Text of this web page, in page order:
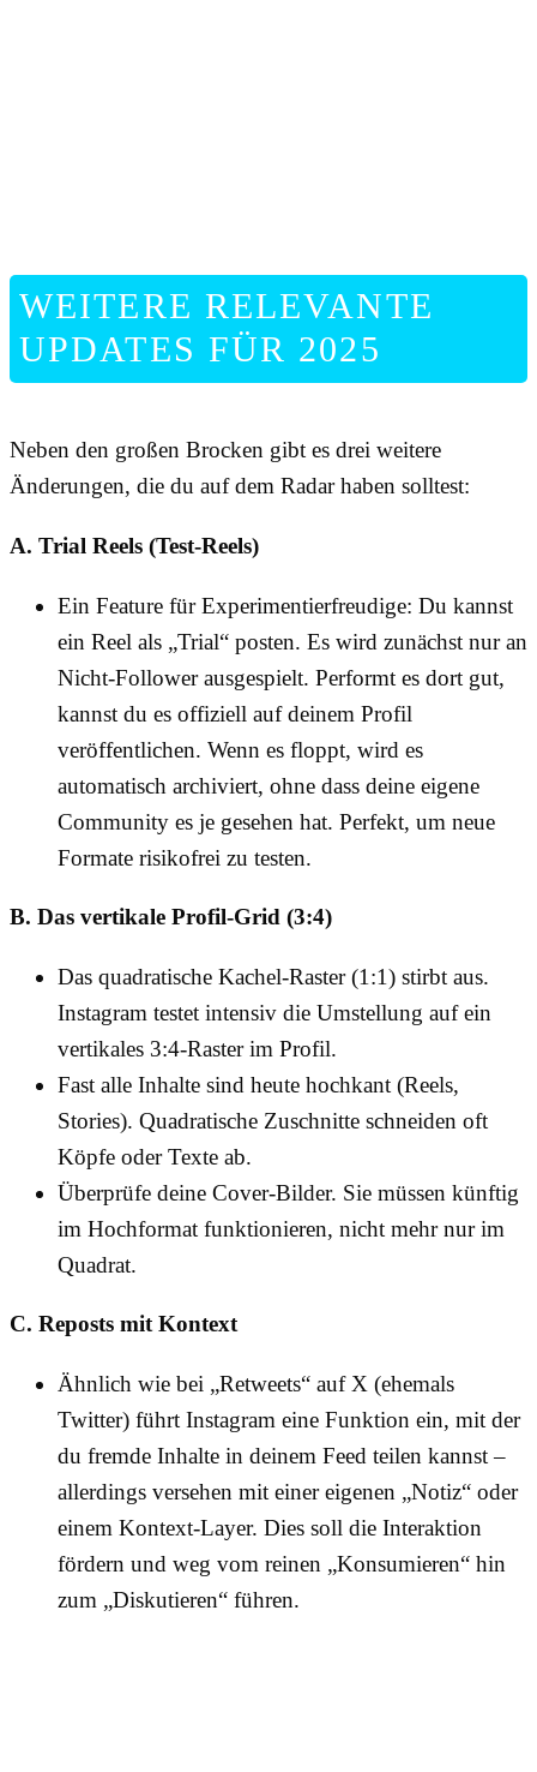
WEITERE RELEVANTE
UPDATES FÜR 2025
Neben den großen Brocken gibt es drei weitere
Änderungen, die du auf dem Radar haben solltest:
A. Trial Reels (Test-Reels)
Ein Feature für Experimentierfreudige: Du kannst
ein Reel als „Trial“ posten. Es wird zunächst nur an
Nicht-Follower ausgespielt. Performt es dort gut,
kannst du es offiziell auf deinem Profil
veröffentlichen. Wenn es floppt, wird es
automatisch archiviert, ohne dass deine eigene
Community es je gesehen hat. Perfekt, um neue
Formate risikofrei zu testen.
B. Das vertikale Profil-Grid (3:4)
Das quadratische Kachel-Raster (1:1) stirbt aus.
Instagram testet intensiv die Umstellung auf ein
vertikales 3:4-Raster im Profil.
Fast alle Inhalte sind heute hochkant (Reels,
Stories). Quadratische Zuschnitte schneiden oft
Köpfe oder Texte ab.
Überprüfe deine Cover-Bilder. Sie müssen künftig
im Hochformat funktionieren, nicht mehr nur im
Quadrat.
C. Reposts mit Kontext
Ähnlich wie bei „Retweets“ auf X (ehemals
Twitter) führt Instagram eine Funktion ein, mit der
du fremde Inhalte in deinem Feed teilen kannst –
allerdings versehen mit einer eigenen „Notiz“ oder
einem Kontext-Layer. Dies soll die Interaktion
fördern und weg vom reinen „Konsumieren“ hin
zum „Diskutieren“ führen.